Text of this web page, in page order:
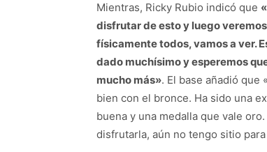
Mientras, Ricky Rubio indicó que
disfrutar de esto y luego
físicamente todos, vamos a ver.
dado muchísimo y esperemos
mucho más». El base añadió que
bien con el bronce. Ha sido una
buena y una medalla que vale
disfrutarla, aún no tengo sitio